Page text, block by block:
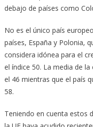
debajo de países como
No es el único país
países, España y Polonia,
considera idónea para el
el índice 50. La media de
el 46 mientras que el país
58.
Teniendo en cuenta estos